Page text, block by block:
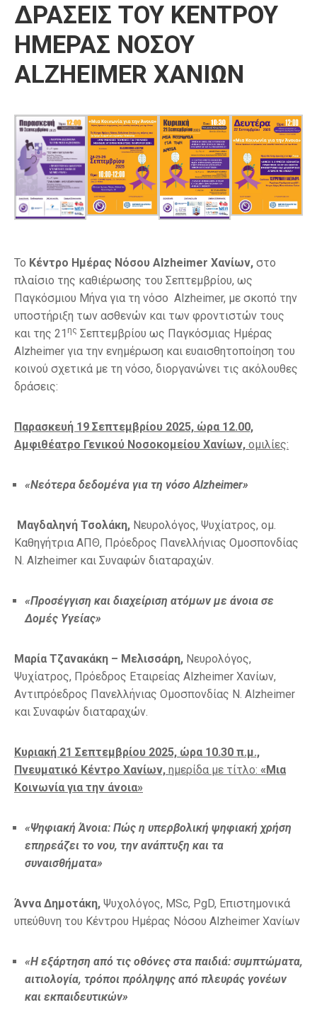
ΔΡΑΣΕΙΣ ΤΟΥ ΚΕΝΤΡΟΥ
ΗΜΕΡΑΣ ΝΟΣΟΥ
ALZHEIMER ΧΑΝΙΩΝ
Το Κέντρο Ημέρας Νόσου Alzheimer Χανίων, στο
πλαίσιο της καθιέρωσης του Σεπτεμβρίου, ως
Παγκόσμιου Μήνα για τη νόσο Alzheimer, με σκοπό την
υποστήριξη των ασθενών και των φροντιστών τους
και της 21 ης Σεπτεμβρίου ως Παγκόσμιας Ημέρας
Alzheimer για την ενημέρωση και ευαισθητοποίηση του
κοινού σχετικά με τη νόσο, διοργανώνει τις ακόλουθες
δράσεις:
Παρασκευή 19 Σεπτεμβρίου 2025, ώρα 12.00,
Αμφιθέατρο Γενικού Νοσοκομείου Χανίων, ομιλίες:
«Νεότερα δεδομένα για τη νόσοAlzheimer»
Μαγδαληνή Τσολάκη, Νευρολόγος, Ψυχίατρος, ομ.
Καθηγήτρια ΑΠΘ, Πρόεδρος Πανελλήνιας Ομοσπονδίας
Ν. Alzheimer και Συναφών διαταραχών.
«Προσέγγιση και διαχείριση ατόμων με άνοια σε
Δομές Υγείας»
Μαρία Τζανακάκη – Μελισσάρη, Νευρολόγος,
Ψυχίατρος, Πρόεδρος Εταιρείας Alzheimer Χανίων,
Αντιπρόεδρος Πανελλήνιας Ομοσπονδίας Ν. Alzheimer
και Συναφών διαταραχών.
Κυριακή 21 Σεπτεμβρίου 2025, ώρα 10.30 π.μ.,
Πνευματικό Κέντρο Χανίων, ημερίδα με τίτλο: «Μια
Κοινωνία για την άνοια»
«Ψηφιακή Άνοια: Πώς η υπερβολική ψηφιακή χρήση
επηρεάζει το νου, την ανάπτυξη και τα
συναισθήματα»
Άννα Δημοτάκη, Ψυχολόγος, MSc, PgD, Επιστημονικά
υπεύθυνη του Κέντρου Ημέρας Νόσου Alzheimer Χανίων
«Η εξάρτηση από τις οθόνες στα παιδιά: συμπτώματα,
αιτιολογία, τρόποι πρόληψης από πλευράς γονέων
και εκπαιδευτικών»